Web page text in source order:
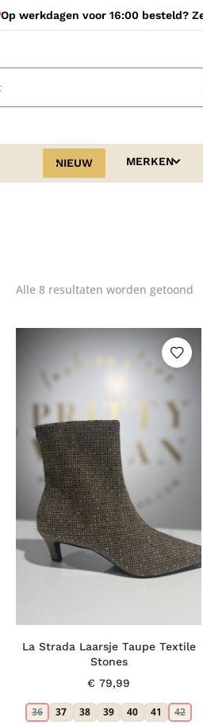
Op werkdagen voor 16:00 besteld?
NIEUW MERKEN
Alle 8 resultaten worden getoond
La Strada Laarsje Taupe Textile
Stones
€ 79,99
36 37 38 39 40 41 42